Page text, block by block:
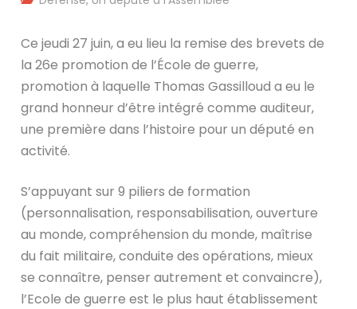
Ce jeudi 27 juin, a eu lieu la remise des brevets de
la 26e promotion de l’École de guerre,
promotion à laquelle Thomas Gassilloud a eu le
grand honneur d’être intégré comme auditeur,
une première dans l’histoire pour un député en
activité.
S’appuyant sur 9 piliers de formation
(personnalisation, responsabilisation, ouverture
au monde, compréhension du monde, maîtrise
du fait militaire, conduite des opérations, mieux
se connaître, penser autrement et convaincre),
l’Ecole de guerre est le plus haut établissement